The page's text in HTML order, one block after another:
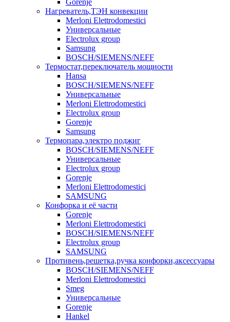
Gorenje
Нагреватель,ТЭН конвекции
Merloni Elettrodomestici
Универсальные
Electrolux group
Samsung
BOSCH/SIEMENS/NEFF
Термостат,переключатель мощности
Hansa
BOSCH/SIEMENS/NEFF
Универсальные
Merloni Elettrodomestici
Electrolux group
Gorenje
Samsung
Термопара,электро поджиг
BOSCH/SIEMENS/NEFF
Универсальные
Electrolux group
Gorenje
Merloni Elettrodomestici
SAMSUNG
Конфорка и её части
Gorenje
Merloni Elettrodomestici
BOSCH/SIEMENS/NEFF
Electrolux group
SAMSUNG
Противень,решетка,ручка конфорки,аксессуары
BOSCH/SIEMENS/NEFF
Merloni Elettrodomestici
Smeg
Универсальные
Gorenje
Hankel